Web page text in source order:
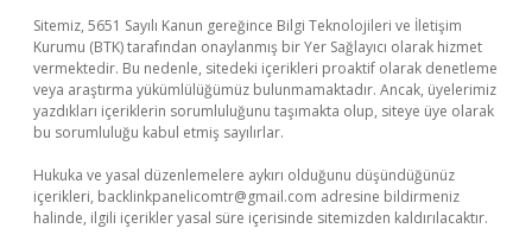
Sitemiz, 5651 Sayılı Kanun gereğince Bilgi Teknolojileri ve İletişim
Kurumu (BTK) tarafından onaylanmış bir Yer Sağlayıcı olarak hizmet
vermektedir. Bu nedenle, sitedeki içerikleri proaktif olarak denetleme
veya araştırma yükümlülüğümüz bulunmamaktadır. Ancak, üyelerimiz
yazdıkları içeriklerin sorumluluğunu taşımakta olup, siteye üye olarak
bu sorumluluğu kabul etmiş sayılırlar.
Hukuka ve yasal düzenlemelere aykırı olduğunu düşündüğünüz
içerikleri, backlinkpanelicomtr@gmail.com adresine bildirmeniz
halinde, ilgili içerikler yasal süre içerisinde sitemizden kaldırılacaktır.